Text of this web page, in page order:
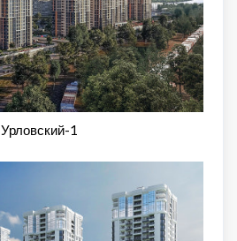
Урловский-1